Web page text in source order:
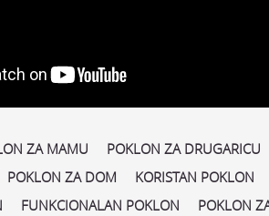
ZA MAMU POKLON ZA DRUGARICU
POKLON ZA DOM KORISTAN POKLON
FUNKCIONALAN POKLON POKLON